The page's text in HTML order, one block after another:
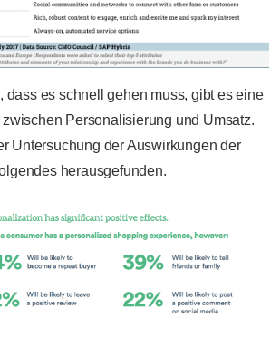
dass es schnell gehen muss, gibt es eine
Personalisierung und Umsatz.
Untersuchung der Auswirkungen der
herausgefunden.